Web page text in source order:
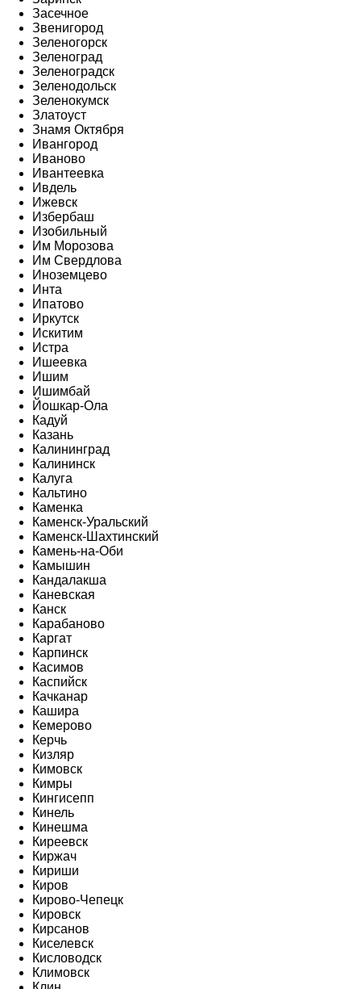
Засечное
Звенигород
Зеленогорск
Зеленоград
Зеленоградск
Зеленодольск
Зеленокумск
Златоуст
Знамя Октября
Ивангород
Иваново
Ивантеевка
Ивдель
Ижевск
Избербаш
Изобильный
Им Морозова
Им Свердлова
Иноземцево
Инта
Ипатово
Иркутск
Искитим
Истра
Ишеевка
Ишим
Ишимбай
Йошкар-Ола
Кадуй
Казань
Калининград
Калининск
Калуга
Кальтино
Каменка
Каменск-Уральский
Каменск-Шахтинский
Камень-на-Оби
Камышин
Кандалакша
Каневская
Канск
Карабаново
Каргат
Карпинск
Касимов
Каспийск
Качканар
Кашира
Кемерово
Керчь
Кизляр
Кимовск
Кимры
Кингисепп
Кинель
Кинешма
Киреевск
Киржач
Кириши
Киров
Кирово-Чепецк
Кировск
Кирсанов
Киселевск
Кисловодск
Климовск